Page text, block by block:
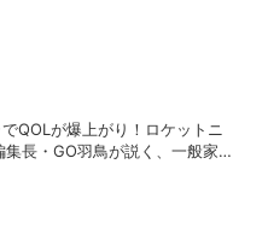
QOLが爆上がり！ロケットニ
集長・GO羽鳥が説く、一般家庭